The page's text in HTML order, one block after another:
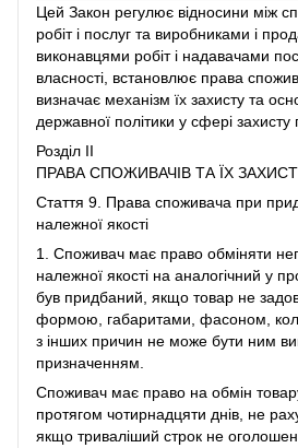
Цей Закон регулює відносини між
робіт і послуг та виробниками і
виконавцями робіт і надавачами
власності, встановлює права
визначає механізм їх захисту та
державної політики у сфері захисту
Розділ II
ПРАВА СПОЖИВАЧІВ ТА ЇХ ЗАХИСТ
Стаття 9. Права споживача при
належної якості
1. Споживач має право обміняти
належної якості на аналогічний у
був придбаний, якщо товар не
формою, габаритами, фасоном,
з інших причин не може бути ним
призначенням.
Споживач має право на обмін
протягом чотирнадцяти днів, не
якщо триваліший строк не